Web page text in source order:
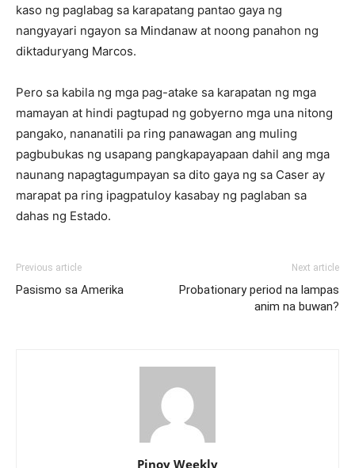
kaso ng paglabag sa karapatang pantao gaya ng
nangyayari ngayon sa Mindanaw at noong panahon ng
diktaduryang Marcos.
Pero sa kabila ng mga pag-atake sa karapatan ng mga
mamayan at hindi pagtupad ng gobyerno mga una nitong
pangako, nananatili pa ring panawagan ang muling
pagbubukas ng usapang pangkapayapaan dahil ang mga
naunang napagtagumpayan sa dito gaya ng sa Caser ay
marapat pa ring ipagpatuloy kasabay ng paglaban sa
dahas ng Estado.
Previous article
Pasismo sa Amerika
Next article
Probationary period na lampas
anim na buwan?
Pinoy Weekly